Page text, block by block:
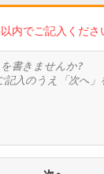
内でご記入くださ